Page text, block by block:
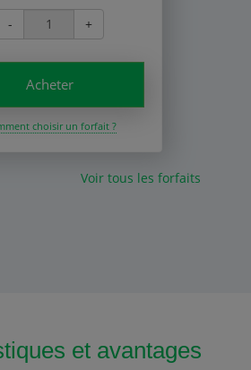
- +
Acheter
choisir un forfait ?
Voir tous les forfaits
et avantages